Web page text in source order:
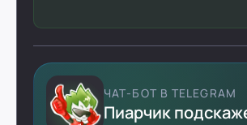
ЧАТ-БОТ В TELEGRAM
Пиарчик